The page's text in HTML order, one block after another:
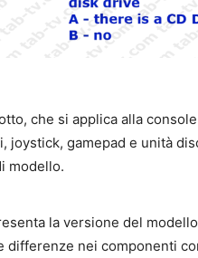
che si applica alla
gamepad e unità
modello.
la versione del
differenze nei componenti